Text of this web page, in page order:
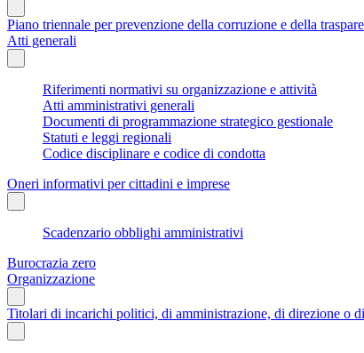
Piano triennale per prevenzione della corruzione e della
Atti generali
Riferimenti normativi su organizzazione e attività
Atti amministrativi generali
Documenti di programmazione strategico gestionale
Statuti e leggi regionali
Codice disciplinare e codice di condotta
Oneri informativi per cittadini e imprese
Scadenzario obblighi amministrativi
Burocrazia zero
Organizzazione
Titolari di incarichi politici, di amministrazione, di direzione o